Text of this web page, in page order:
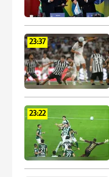
23:37
23:22